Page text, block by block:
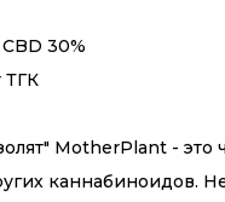
30%
ТГК
MotherPlant - это
каннабиноидов.